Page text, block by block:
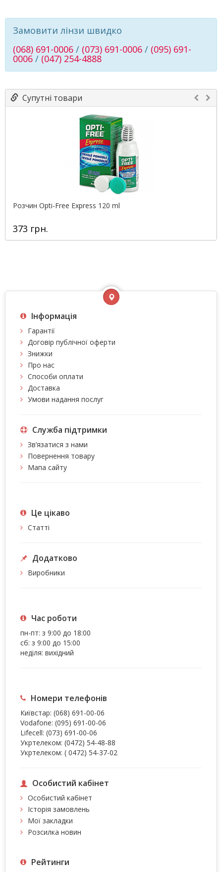
Замовити лінзи швидко
(068) 691-0006 / (073) 691-0006 / (095) 691-
0006 / (047) 254-4888
Супутні товари
Розчин Opti-Free Express 120 ml
373 грн.
Інформація
Гарантії
Договір публічної оферти
Знижки
Про нас
Способи оплати
Доставка
Умови надання послуг
Служба підтримки
Зв’язатися з нами
Повернення товару
Мапа сайту
Це цiкаво
Статті
Додатково
Виробники
Час роботи
пн-пт: з 9:00 до 18:00
сб: з 9:00 до 15:00
неділя: вихідний
Номери телефонів
Київстар: (068) 691-00-06
Vodafone: (095) 691-00-06
Lifecell: (073) 691-00-06
Укртелеком: (0472) 54-48-88
Укртелеком: ( 0472) 54-37-02
Особистий кабінет
Особистий кабінет
Історія замовлень
Мої закладки
Розсилка новин
Рейтинги